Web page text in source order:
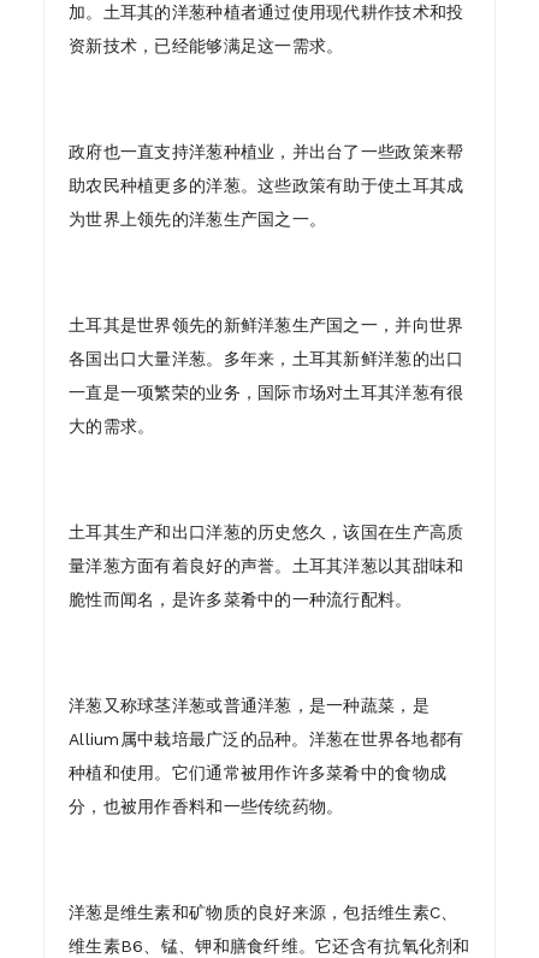
加。土耳其的洋葱种植者通过使用现代耕作技术和投
资新技术，已经能够满足这一需求。
政府也一直支持洋葱种植业，并出台了一些政策来帮
助农民种植更多的洋葱。这些政策有助于使土耳其成
为世界上领先的洋葱生产国之一。
土耳其是世界领先的新鲜洋葱生产国之一，并向世界
各国出口大量洋葱。多年来，土耳其新鲜洋葱的出口
一直是一项繁荣的业务，国际市场对土耳其洋葱有很
大的需求。
土耳其生产和出口洋葱的历史悠久，该国在生产高质
量洋葱方面有着良好的声誉。土耳其洋葱以其甜味和
脆性而闻名，是许多菜肴中的一种流行配料。
洋葱又称球茎洋葱或普通洋葱，是一种蔬菜，是
Allium属中栽培最广泛的品种。洋葱在世界各地都有
种植和使用。它们通常被用作许多菜肴中的食物成
分，也被用作香料和一些传统药物。
洋葱是维生素和矿物质的良好来源，包括维生素C、
维生素B6、锰、钾和膳食纤维。它还含有抗氧化剂和